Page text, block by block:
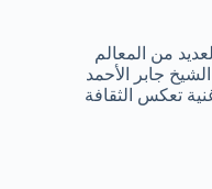
من المعالم
جابر الأحمد
تعكس الثقافة